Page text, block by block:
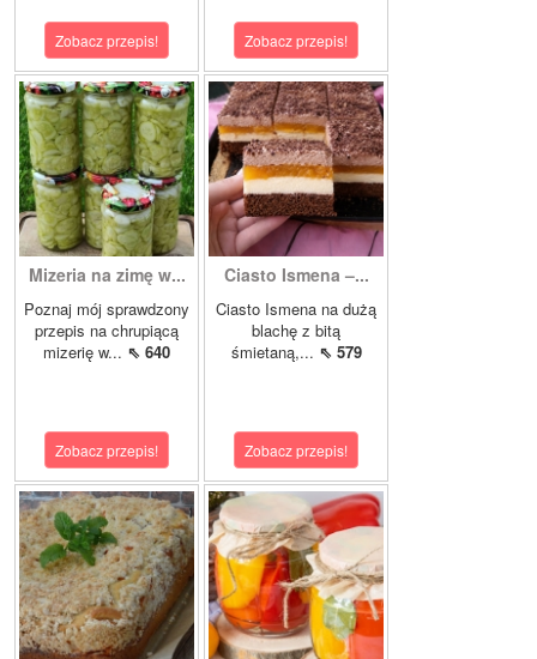
Zobacz przepis! Zobacz przepis!
Mizeria na zimę w...
Poznaj mój sprawdzony
przepis na chrupiącą
mizerię w... ⇖ 640
Zobacz przepis!
Ciasto Ismena –...
Ciasto Ismena na dużą
blachę z bitą
śmietaną,... ⇖ 579
Zobacz przepis!